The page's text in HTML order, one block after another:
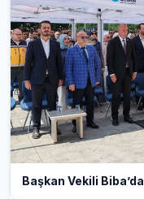
Başkan Vekili